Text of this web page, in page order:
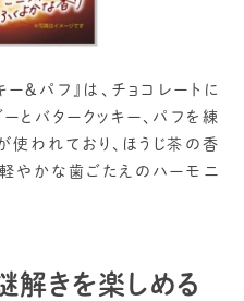
＆パフ』は、チョコレートに
とバタークッキー、パフを練
使われており、ほうじ茶の香
やかな歯ごたえのハーモニ
解きを楽しめる